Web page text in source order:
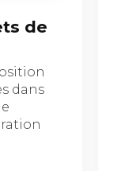
de
dans